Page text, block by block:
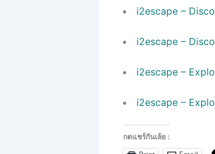
i2escape –
i2escape –
i2escape –
i2escape –
กดแชร์กันเล้ย :